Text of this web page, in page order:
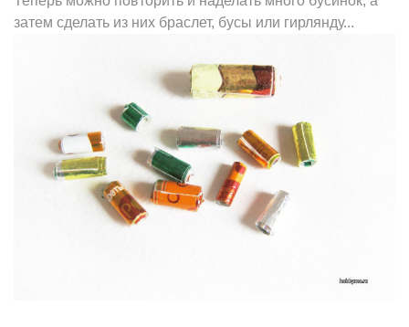
затем сделать из них браслет, бусы или гирлянду...